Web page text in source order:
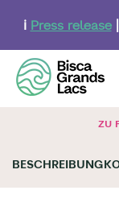
content
ℹ️ Press release|
ZU
BESCHREIBUNG